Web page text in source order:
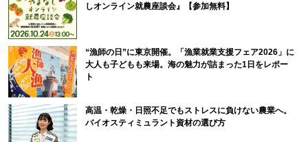
しオンライン就農座談会』【参加無料】
“漁師の日”に東京開催。「漁業就業支援フェア2026」に
大人も子どもも来場。海の魅力が詰まった1日をレポー
ト
高温・乾燥・日照不足でもストレスに負けない農業へ。
バイオスティミュラント資材の選び方